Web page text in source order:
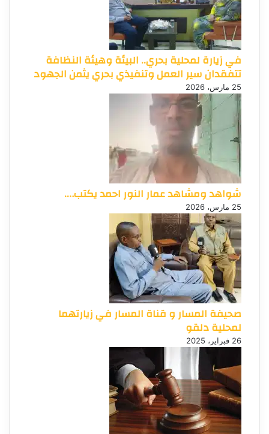
في زيارة لمحلية بحري.. البيئة وهيئة النظافة
تتفقدان سير العمل وتنفيذي بحري يثمن الجهود
25 مارس، 2026
شواهد ومشاهد عمار النور احمد يكتب….
25 مارس، 2026
صحيفة المسار و قناة المسار في زيارتهما
لمحلية دلقو
26 فبراير، 2025